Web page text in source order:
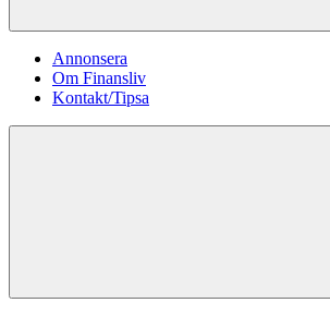
Annonsera
Om Finansliv
Kontakt/Tipsa